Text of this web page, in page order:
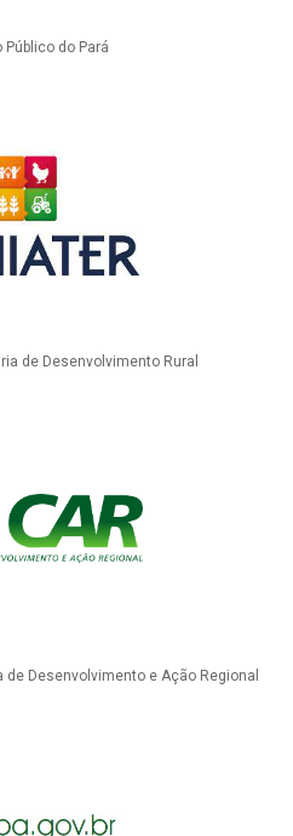
Público do Pará
de Desenvolvimento Rural
de Desenvolvimento e Ação Regional